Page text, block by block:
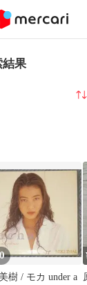
果
並
樹 / モカ under a